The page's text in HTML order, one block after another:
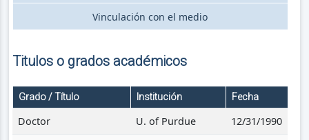
Vinculación con el medio
Titulos o grados académicos
Grado / Título Institución Fecha
Doctor U. of Purdue
12/31/1990